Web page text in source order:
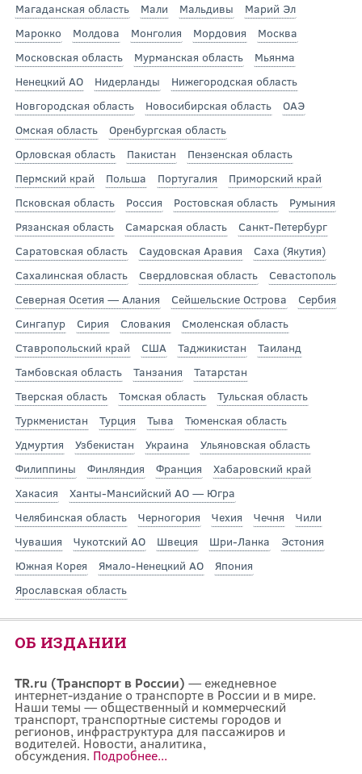
Магаданская область
Мали Мальдивы
Марий Эл
Марокко
Молдова Монголия Мордовия
Москва
Московская область
Мурманская область
Мьянма
Ненецкий АО
Нидерланды
Нижегородская область
Новгородская область
Новосибирская область
ОАЭ
Омская область
Оренбургская область
Орловская область
Пакистан
Пензенская область
Пермский край
Польша Португалия
Приморский край
Псковская область
Россия Ростовская область
Румыния
Рязанская область
Самарская область
Санкт-Петербург
Саратовская область
Саудовская Аравия
Саха (Якутия)
Сахалинская область
Свердловская область
Севастополь
Северная Осетия — Алания
Сейшельские Острова
Сербия
Сингапур
Сирия Словакия
Смоленская область
Ставропольский край
США Таджикистан
Таиланд
Тамбовская область
Танзания
Татарстан
Тверская область
Томская область
Тульская область
Туркменистан
Турция Тыва
Тюменская область
Удмуртия
Узбекистан Украина
Ульяновская область
Филиппины
Финляндия Франция
Хабаровский край
Хакасия
Ханты-Мансийский АО — Югра
Челябинская область
Черногория Чехия Чечня
Чили
Чувашия
Чукотский АО Швеция Шри-Ланка
Эстония
Южная Корея
Ямало-Ненецкий АО
Япония
Ярославская область
ОБ ИЗДАНИИ
TR.ru (Транспорт в России) — ежедневное
интернет-издание о транспорте в России и в мире.
Наши темы — общественный и коммерческий
транспорт, транспортные системы городов и
регионов, инфраструктура для пассажиров и
водителей. Новости, аналитика,
обсуждения. Подробнее...